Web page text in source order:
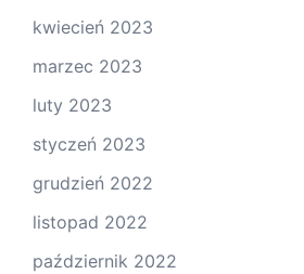
kwiecień 2023
marzec 2023
luty 2023
styczeń 2023
grudzień 2022
listopad 2022
październik 2022